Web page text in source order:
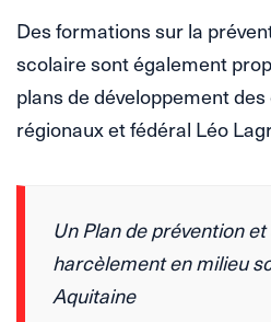
Des formations sur la
scolaire sont également
plans de développement
régionaux et fédéral Léo
Un Plan de prévention
harcèlement en milieu
Aquitaine